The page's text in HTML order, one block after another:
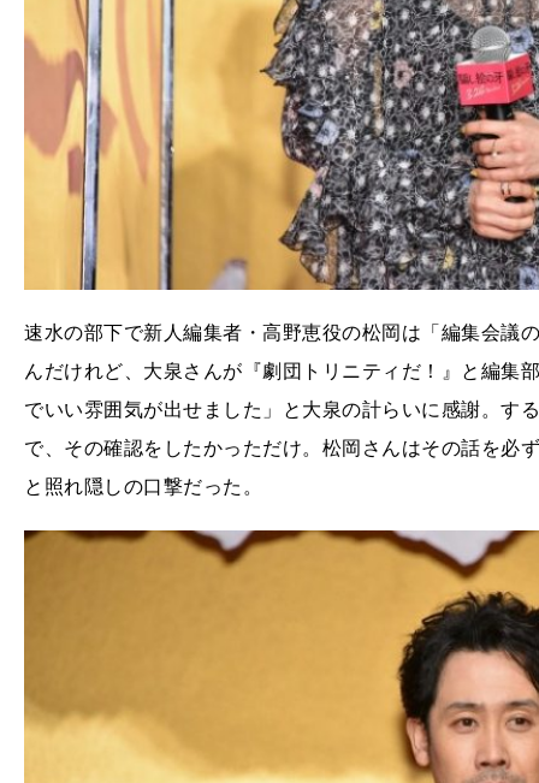
速水の部下で新人編集者・高野恵役の松岡は「編集会議
んだけれど、大泉さんが『劇団トリニティだ！』と編集
でいい雰囲気が出せました」と大泉の計らいに感謝。す
で、その確認をしたかっただけ。松岡さんはその話を必
と照れ隠しの口撃だった。